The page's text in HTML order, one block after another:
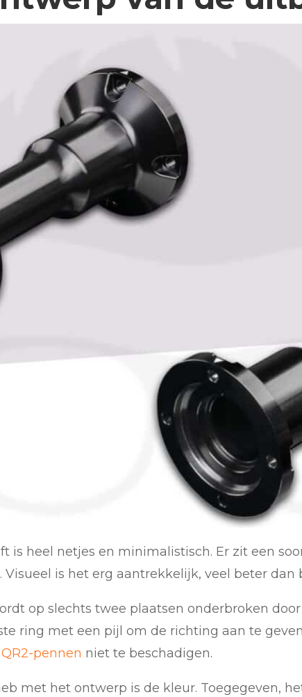
is heel netjes en minimalistisch. Er zit een
is het erg aantrekkelijk, veel beter dan
op slechts twee plaatsen onderbroken
ring met een pijl om de richting aan te
QR2-pennen niet te beschadigen.
met het ontwerp is de kleur. Toegegeven,